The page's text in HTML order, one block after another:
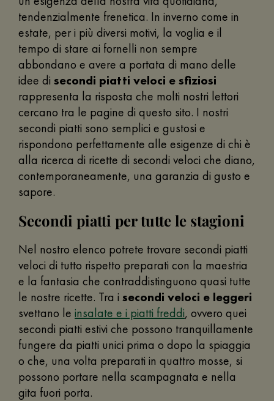
tendenzialmente frenetica. In inverno come in
estate, per i più diversi motivi, la voglia e il
tempo di stare ai fornelli non sempre
abbondano e avere a portata di mano delle
idee di secondi piatti veloci e sfiziosi
rappresenta la risposta che molti nostri lettori
cercano tra le pagine di questo sito. I nostri
secondi piatti sono semplici e gustosi e
rispondono perfettamente alle esigenze di chi è
alla ricerca di ricette di secondi veloci che diano,
contemporaneamente, una garanzia di gusto e
sapore.
Secondi piatti per tutte le stagioni
Nel nostro elenco potrete trovare secondi piatti
veloci di tutto rispetto preparati con la maestria
e la fantasia che contraddistinguono quasi tutte
le nostre ricette. Tra i secondi veloci e leggeri
svettano le insalate e i piatti freddi, ovvero quei
secondi piatti estivi che possono tranquillamente
fungere da piatti unici prima o dopo la spiaggia
o che, una volta preparati in quattro mosse, si
possono portare nella scampagnata e nella
gita fuori porta.